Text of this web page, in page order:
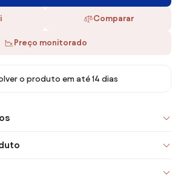
Comparar
Preço monitorado
o produto em até 14 dias